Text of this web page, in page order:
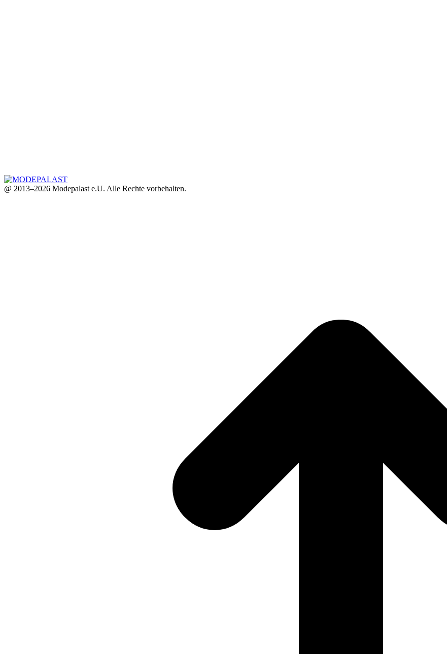
@ 2013–2026 Modepalast e.U. Alle Rechte vorbehalten.